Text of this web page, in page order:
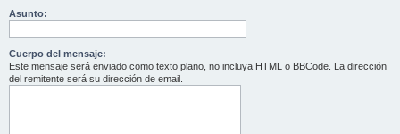
Asunto:
Cuerpo del mensaje:
Este mensaje será enviado como texto plano, no incluya HTML o BBCode. La dirección
del remitente será su dirección de email.